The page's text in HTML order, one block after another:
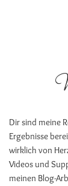
Dir sind meine
Ergebnisse
wirklich von
Videos und
meinen Blog-